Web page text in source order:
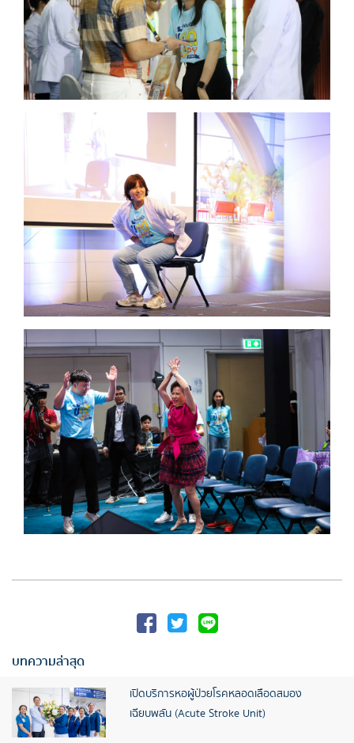
บทความล่าสุด
เปิดบริการหอผู้ป่วยโรคหลอดเลือดสมอง
เฉียบพลัน (Acute Stroke Unit)